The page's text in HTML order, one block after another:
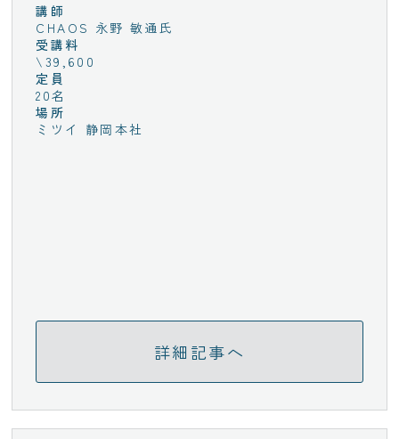
講師
CHAOS 永野 敏通氏
受講料
\39,600
定員
20名
場所
ミツイ 静岡本社
詳細記事へ